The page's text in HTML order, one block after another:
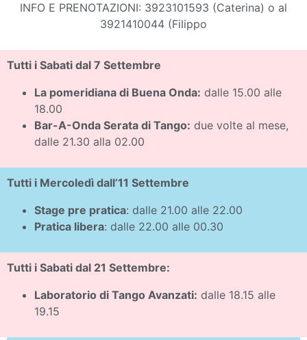
INFO E PRENOTAZIONI: 3923101593 (Caterina) o al
3921410044 (Filippo
Tutti i Sabati dal 7 Settembre
La pomeridiana di Buena Onda: dalle 15.00 alle
18.00
Bar-A-Onda Serata di Tango: due volte al mese,
dalle 21.30 alla 02.00
Tutti i Mercoledì dall’11 Settembre
Stage pre pratica: dalle 21.00 alle 22.00
Pratica libera: dalle 22.00 alle 00.30
Tutti i Sabati dal 21 Settembre:
Laboratorio di Tango Avanzati: dalle 18.15 alle
19.15